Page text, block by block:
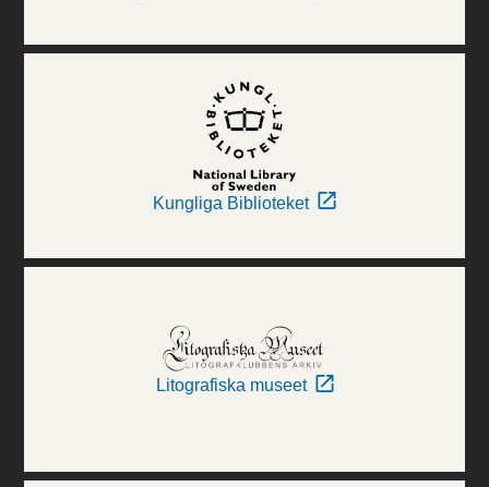
Kungliga Biblioteket
Litografiska museet